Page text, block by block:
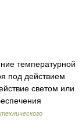
температурной
под действием
светом или